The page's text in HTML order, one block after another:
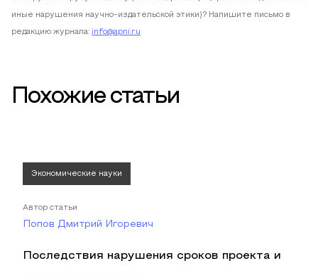
иные нарушения научно-издательской этики)? Напишите письмо в
редакцию журнала: info@apni.ru
Похожие статьи
Экономические науки
Автор статьи
Попов Дмитрий Игоревич
Последствия нарушения сроков проекта и